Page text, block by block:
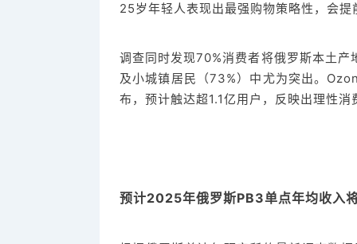
25岁年轻人表现出最强购物策略性，会
调查同时发现70%消费者将俄罗斯本土
及小城镇居民（73%）中尤为突出。
布，预计触达超1.1亿用户，反映出理性
预计2025年俄罗斯PВЗ单点年均收入